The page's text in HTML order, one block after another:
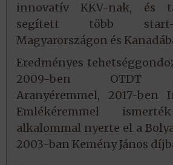
innovatív KKV-nak, és
segített több
Magyarországon és
Eredményes
2009-ben OTDT
Aranyéremmel, 2017-ben
Emlékéremmel
alkalommal nyerte el a
2003-ban Kemény János